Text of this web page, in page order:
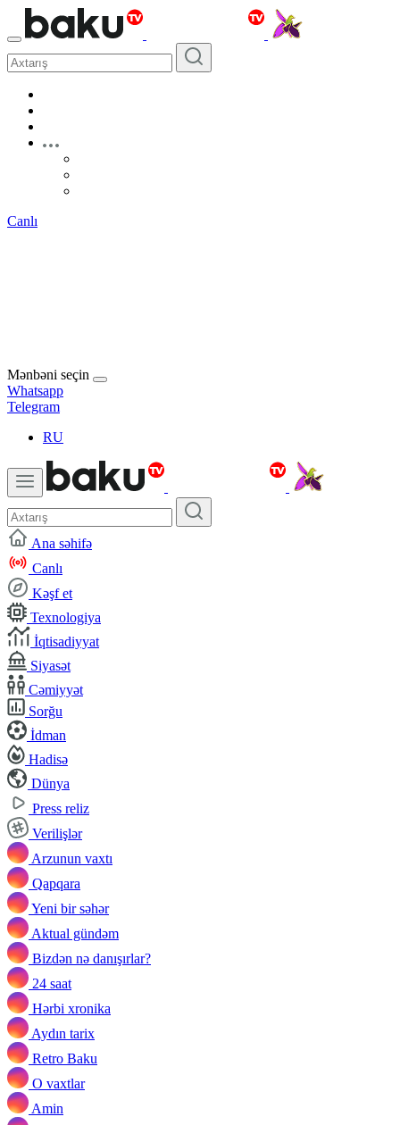
Canlı
Mənbəni seçin
Whatsapp
Telegram
RU
Ana səhifə
Canlı
Kəşf et
Texnologiya
İqtisadiyyat
Siyasət
Cəmiyyət
Sorğu
İdman
Hadisə
Dünya
Press reliz
Verilişlər
Arzunun vaxtı
Qapqara
Yeni bir səhər
Aktual gündəm
Bizdən nə danışırlar?
24 saat
Hərbi xronika
Aydın tarix
Retro Baku
O vaxtlar
Amin